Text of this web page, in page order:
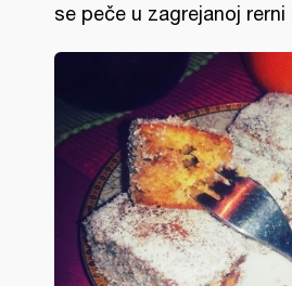
se peče u zagrejanoj rerni